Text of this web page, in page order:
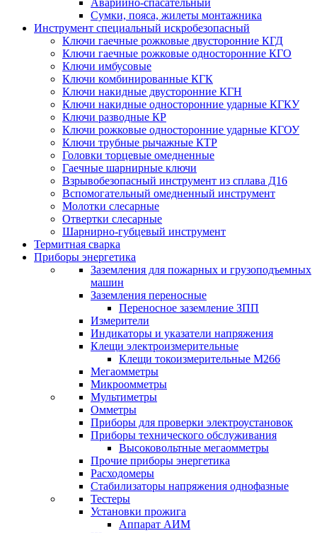
Аварийно-спасательный
Сумки, пояса, жилеты монтажника
Инструмент специальный искробезопасный
Ключи гаечные рожковые двусторонние КГД
Ключи гаечные рожковые односторонние КГО
Ключи имбусовые
Ключи комбинированные КГК
Ключи накидные двусторонние КГН
Ключи накидные односторонние ударные КГКУ
Ключи разводные КР
Ключи рожковые односторонние ударные КГОУ
Ключи трубные рычажные КТР
Головки торцевые омедненные
Гаечные шарнирные ключи
Взрывобезопасный инструмент из сплава Д16
Вспомогательный омедненный инструмент
Молотки слесарные
Отвертки слесарные
Шарнирно-губцевый инструмент
Термитная сварка
Приборы энергетика
Заземления для пожарных и грузоподъемных
машин
Заземления переносные
Переносное заземление ЗПП
Измерители
Индикаторы и указатели напряжения
Клещи электроизмерительные
Клещи токоизмерительные М266
Мегаомметры
Микроомметры
Мультиметры
Омметры
Приборы для проверки электроустановок
Приборы технического обслуживания
Высоковольтные мегаомметры
Прочие приборы энергетика
Расходомеры
Стабилизаторы напряжения однофазные
Тестеры
Установки прожига
Аппарат АИМ